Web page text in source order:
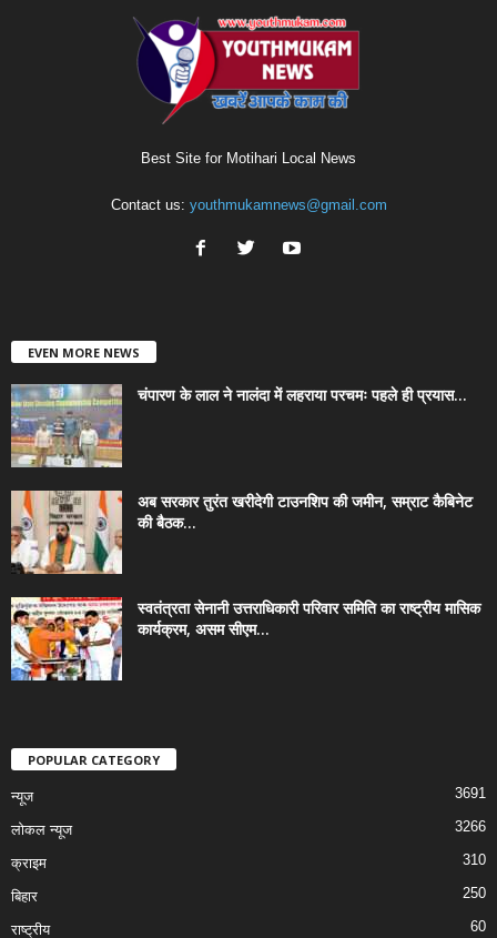
Best Site for Motihari Local News
Contact us: youthmukamnews@gmail.com
EVEN MORE NEWS
चंपारण के लाल ने नालंदा में लहराया परचमः पहले ही प्रयास...
अब सरकार तुरंत खरीदेगी टाउनशिप की जमीन, सम्राट कैबिनेट
की बैठक...
स्वतंत्रता सेनानी उत्तराधिकारी परिवार समिति का राष्ट्रीय मासिक
कार्यक्रम, असम सीएम...
POPULAR CATEGORY
न्यूज 3691
लोकल न्यूज 3266
क्राइम 310
बिहार 250
राष्ट्रीय 60